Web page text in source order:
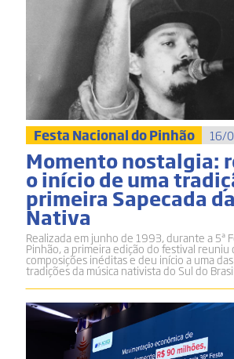
Festa Nacional do Pinhão 16/
Momento nostalgia:
o início de uma
primeira Sapecada
Nativa
Realizada em junho de 1993, durante a 5ª
Pinhão, a primeira edição do festival reuniu
composições inéditas e deu início a uma
tradições da música nativista do Sul do Brasil